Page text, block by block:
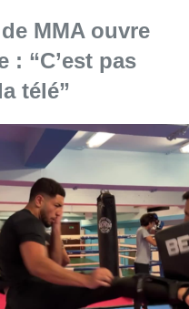
MMA ouvre
: “C’est pas
télé”